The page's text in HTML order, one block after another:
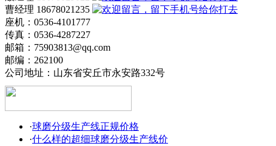
曹经理 18678021235
座机：0536-4101777
传真：0536-4287227
邮箱：75903813@qq.com
邮编：262100
公司地址：山东省安丘市永安路332号
·球磨分级生产线正规价格
·什么样的超细球磨分级生产线价